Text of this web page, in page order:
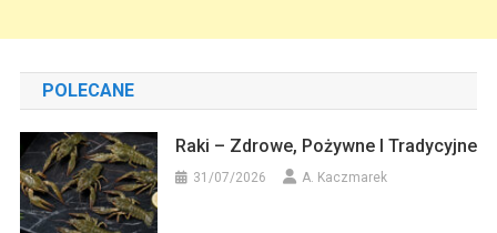
POLECANE
Raki – Zdrowe, Pożywne I Tradycyjne
31/07/2026 A. Kaczmarek